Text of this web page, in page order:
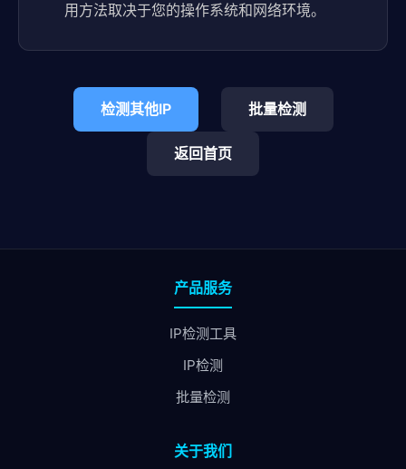
用方法取决于您的操作系统和网络环境。
检测其他IP 批量检测
返回首页
产品服务
IP检测工具
IP检测
批量检测
关于我们